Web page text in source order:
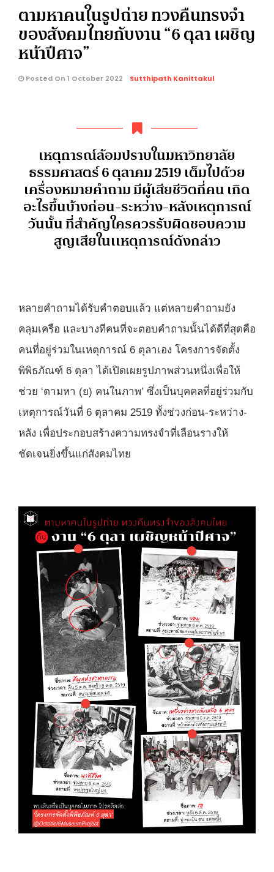
ตามหาคนในรูปถ่าย ทวงคืนทรงจำ
ของสังคมไทยกับงาน “6 ตุลา เผชิญ
หน้าปีศาจ”
Posted On 1 October 2022 Sutthipath Kanittakul
เหตุการณ์ล้อมปราบในมหาวิทยาลัย
ธรรมศาสตร์ 6 ตุลาคม 2519 เต็มไปด้วย
เครื่องหมายคำถาม มีผู้เสียชีวิตกี่คน เกิด
อะไรขึ้นบ้างก่อน-ระหว่าง-หลังเหตุการณ์
วันนั้น ที่สำคัญใครควรรับผิดชอบความ
สูญเสียในเเหตุการณ์ดังกล่าว
หลายคำถามได้รับคำตอบแล้ว แต่หลายคำถามยัง
คลุมเครือ และบางทีคนที่จะตอบคำถามนั้นได้ดีที่สุดคือ
คนที่อยู่ร่วมในเหตุการณ์ 6 ตุลาเอง โครงการจัดตั้ง
พิพิธภัณฑ์ 6 ตุลา ได้เปิดเผยรูปภาพส่วนหนึ่งเพื่อให้
ช่วย ‘ตามหา (ย) คนในภาพ’ ซึ่งเป็นบุคคลที่อยู่ร่วมกับ
เหตุการณ์วันที่ 6 ตุลาคม 2519 ทั้งช่วงก่อน-ระหว่าง-
หลัง เพื่อประกอบสร้างความทรงจำที่เลือนรางให้
ชัดเจนยิ่งขึ้นแก่สังคมไทย